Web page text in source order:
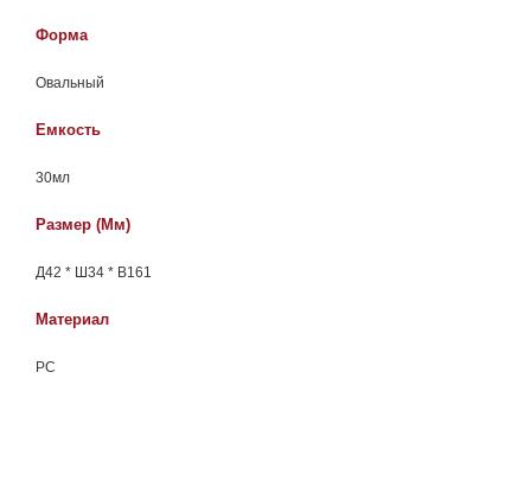
Форма
Овальный
Емкость
30мл
Размер (мм)
Д42 * Ш34 * В161
Материал
РС